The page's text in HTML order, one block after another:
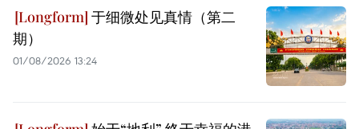
于细微处见真情（第二
期）
01/08/2026 13:24